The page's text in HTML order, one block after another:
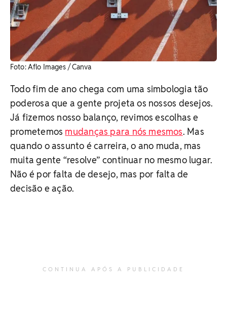
Foto: Aflo Images / Canva
Todo fim de ano chega com uma simbologia tão
poderosa que a gente projeta os nossos desejos.
Já fizemos nosso balanço, revimos escolhas e
prometemos mudanças para nós mesmos. Mas
quando o assunto é carreira, o ano muda, mas
muita gente “resolve” continuar no mesmo lugar.
Não é por falta de desejo, mas por falta de
decisão e ação.
CONTINUA APÓS A PUBLICIDADE